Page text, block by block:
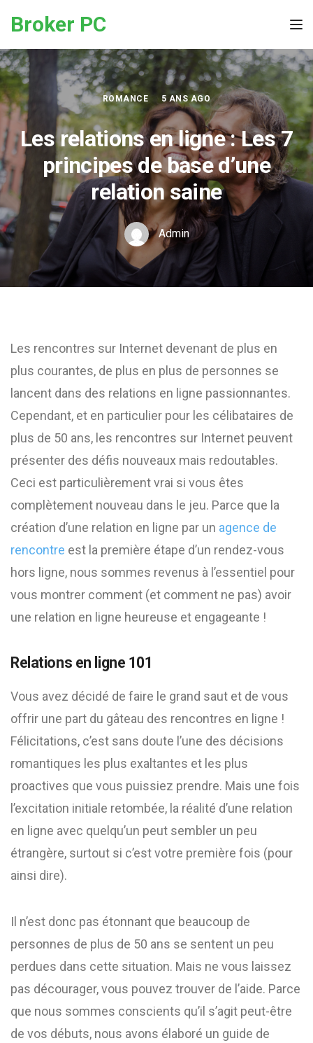
Broker PC
ROMANCE 5 ANS AGO
Les relations en ligne : Les 7
principes de base d’une
relation saine
Admin
Les rencontres sur Internet devenant de plus en
plus courantes, de plus en plus de personnes se
lancent dans des relations en ligne passionnantes.
Cependant, et en particulier pour les célibataires de
plus de 50 ans, les rencontres sur Internet peuvent
présenter des défis nouveaux mais redoutables.
Ceci est particulièrement vrai si vous êtes
complètement nouveau dans le jeu. Parce que la
création d’une relation en ligne par un agence de
rencontre est la première étape d’un rendez-vous
hors ligne, nous sommes revenus à l’essentiel pour
vous montrer comment (et comment ne pas) avoir
une relation en ligne heureuse et engageante !
Relations en ligne 101
Vous avez décidé de faire le grand saut et de vous
offrir une part du gâteau des rencontres en ligne !
Félicitations, c’est sans doute l’une des décisions
romantiques les plus exaltantes et les plus
proactives que vous puissiez prendre. Mais une fois
l’excitation initiale retombée, la réalité d’une relation
en ligne avec quelqu’un peut sembler un peu
étrangère, surtout si c’est votre première fois (pour
ainsi dire).
Il n’est donc pas étonnant que beaucoup de
personnes de plus de 50 ans se sentent un peu
perdues dans cette situation. Mais ne vous laissez
pas décourager, vous pouvez trouver de l’aide. Parce
que nous sommes conscients qu’il s’agit peut-être
de vos débuts, nous avons élaboré un guide de